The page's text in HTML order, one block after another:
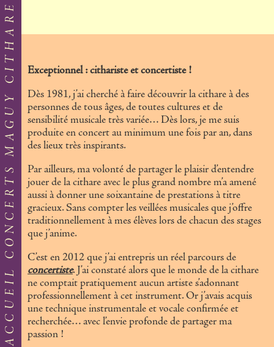
ACCUEIL CONCERTS MAGUY CITHARE Exceptionnel : cithariste et concertiste !
Dès 1981, j’ai cherché à faire découvrir la cithare à des
personnes de tous âges, de toutes cultures et de
sensibilité musicale très variée… Dès lors, je me suis
produite en concert au minimum une fois par an, dans
des lieux très inspirants.
Par ailleurs, ma volonté de partager le plaisir d’entendre
jouer de la cithare avec le plus grand nombre m’a amené
aussi à donner une soixantaine de prestations à titre
gracieux. Sans compter les veillées musicales que j’offre
traditionnellement à mes élèves lors de chacun des stages
que j’anime.
C’est en 2012 que j’ai entrepris un réel parcours de
concertiste. J’ai constaté alors que le monde de la cithare
ne comptait pratiquement aucun artiste s’adonnant
professionnellement à cet instrument. Or j’avais acquis
une technique instrumentale et vocale confirmée et
recherchée… avec l’envie profonde de partager ma
passion !